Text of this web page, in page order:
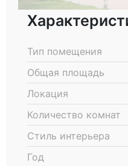
Тип помещения
Общая площадь
Локация
Количество комнат
Стиль интерьера
Год